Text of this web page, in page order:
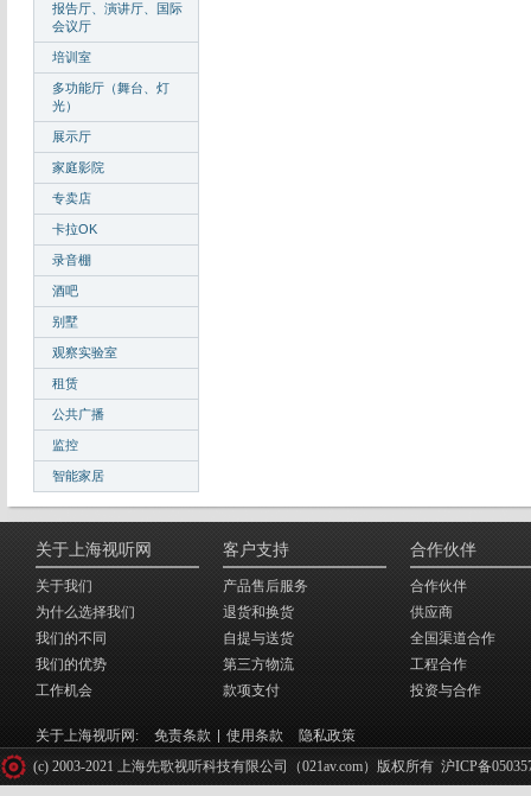
报告厅、演讲厅、国际
会议厅
培训室
多功能厅（舞台、灯
光）
展示厅
家庭影院
专卖店
卡拉OK
录音棚
酒吧
别墅
观察实验室
租赁
公共广播
监控
智能家居
关于上海视听网
关于我们
为什么选择我们
我们的不同
我们的优势
工作机会
客户支持
产品售后服务
退货和换货
自提与送货
第三方物流
款项支付
合作伙伴
合作伙伴
供应商
全国渠道合作
工程合作
投资与合作
关于上海视听网: 免责条款 使用条款
隐私政策
(c) 2003-2021 上海先歌视听科技有限公司（021av.com）版权所有 沪ICP备